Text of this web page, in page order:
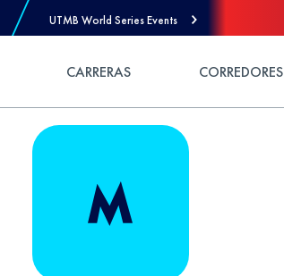
UTMB World Series Events
CARRERAS CORREDORES